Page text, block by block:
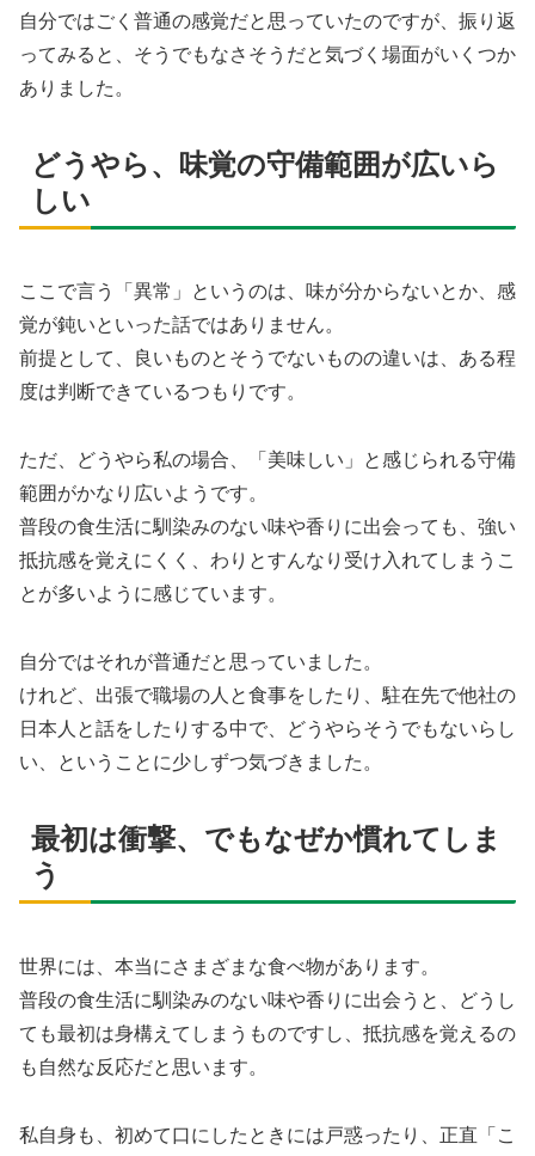
自分ではごく普通の感覚だと思っていたのですが、振り返
ってみると、そうでもなさそうだと気づく場面がいくつか
ありました。
どうやら、味覚の守備範囲が広いら
しい
ここで言う「異常」というのは、味が分からないとか、感
覚が鈍いといった話ではありません。
前提として、良いものとそうでないものの違いは、ある程
度は判断できているつもりです。
ただ、どうやら私の場合、「美味しい」と感じられる守備
範囲がかなり広いようです。
普段の食生活に馴染みのない味や香りに出会っても、強い
抵抗感を覚えにくく、わりとすんなり受け入れてしまうこ
とが多いように感じています。
自分ではそれが普通だと思っていました。
けれど、出張で職場の人と食事をしたり、駐在先で他社の
日本人と話をしたりする中で、どうやらそうでもないらし
い、ということに少しずつ気づきました。
最初は衝撃、でもなぜか慣れてしま
う
世界には、本当にさまざまな食べ物があります。
普段の食生活に馴染みのない味や香りに出会うと、どうし
ても最初は身構えてしまうものですし、抵抗感を覚えるの
も自然な反応だと思います。
私自身も、初めて口にしたときには戸惑ったり、正直「こ